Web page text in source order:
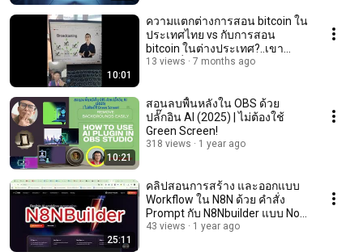
10:01
ความแตกต่างการสอน bitcoin ใน
ประเทศไทย vs กับการสอน
bitcoin ในต่างประเทศ?..เขา
โฟกัสเรื่องไหน?
13 views 7 months ago
10:21
สอนลบพื้นหลังใน OBS ด้วย
ปลั๊กอิน AI (2025) | ไม่ต้องใช้
Green Screen!
318 views 1 year ago
25:11
คลิปสอนการสร้าง และออกแบบ
Workflow ใน N8N ด้วย คำสั่ง
Prompt กับ N8Nbuilder แบบ No
Code / Low code
43 views 1 year ago